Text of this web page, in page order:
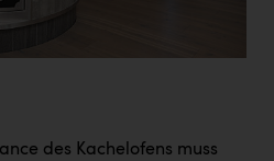
des Kachelofens muss